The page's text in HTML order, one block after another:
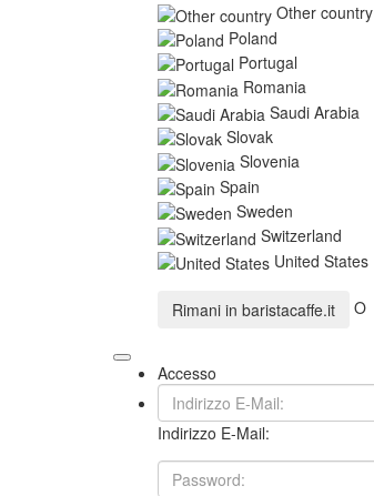
Other country
Poland
Portugal
Romania
Saudi Arabia
Slovak
Slovenia
Spain
Sweden
Switzerland
United States
Rimani in baristacaffe.it O
Accesso
Indirizzo E-Mail: